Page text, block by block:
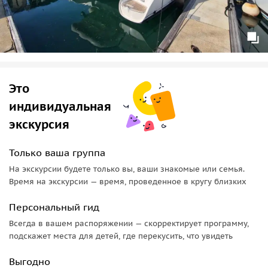
Это
индивидуальная
экскурсия
Только ваша группа
На экскурсии будете только вы, ваши знакомые или семья.
Время на экскурсии — время, проведенное в кругу близких
Персональный гид
Всегда в вашем распоряжении — скорректирует программу,
подскажет места для детей, где перекусить, что увидеть
Выгодно